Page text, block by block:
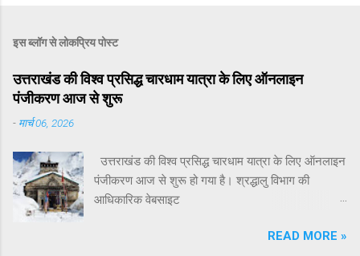
इस ब्लॉग से लोकप्रिय पोस्ट
उत्तराखंड की विश्व प्रसिद्ध चारधाम यात्रा के लिए ऑनलाइन
पंजीकरण आज से शुरू
- मार्च 06, 2026
उत्तराखंड की विश्व प्रसिद्ध चारधाम यात्रा के लिए ऑनलाइन
पंजीकरण आज से शुरू हो गया है। श्रद्धालु विभाग की
आधिकारिक वेबसाइट
टूरिस्ट केयर उत्तराखंड के माध्यम से अपना पंजीकरण करा
READ MORE »